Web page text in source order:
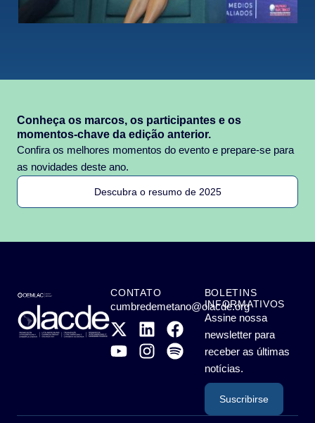
Conheça os marcos, os participantes e os
momentos-chave da edição anterior.
Confira os melhores momentos do evento e prepare-se para
as novidades deste ano.
Descubra o resumo de 2025
CONTATO
cumbredemetano@olacde.org
BOLETINS
INFORMATIVOS
Assine nossa
newsletter para
receber as últimas
notícias.
Suscribirse